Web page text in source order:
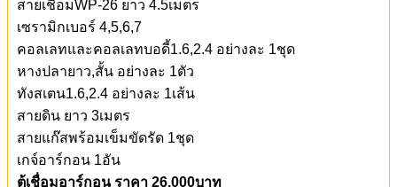
สายเชื่อมWP-26 ยาว 4.5เมตร
เซรามิกเบอร์ 4,5,6,7
คอลเลทและคอลเลทบอดี้1.6,2.4 อย่างละ 1ชุด
หางปลายาว,สั้น อย่างละ 1ตัว
ทังสเตน1.6,2.4 อย่างละ 1เส้น
สายดิน ยาว 3เมตร
สายแก๊สพร้อมเข็มขัดรัด 1ชุด
เกจ์อาร์กอน 1อัน
ตู้เชื่อมอาร์กอน ราคา 26,000บาท